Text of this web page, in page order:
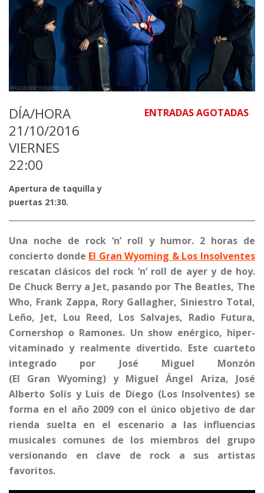
DÍA/HORA
21/10/2016
VIERNES
22:00
Apertura de taquilla y
puertas 21:30.
ENTRADAS AGOTADAS
Una noche de rock ‘n’ roll y humor. 2 horas de
concierto donde El Gran Wyoming & Los Insolventes
rescatan clásicos del rock ‘n’ roll de ayer y de hoy.
De Chuck Berry a Jet, pasando por The Beatles, The
Who, Frank Zappa, Rory Gallagher, Siniestro Total,
Leño, Jet, Lou Reed, Los Salvajes, Radio Futura,
Cornershop o Ramones. Un show enérgico, hiper-
vitaminado y realmente divertido. Este cuarteto
integrado por José Miguel Monzón
(El Gran Wyoming) y Miguel Ángel Ariza, José
Alberto Solís y Luis de Diego (Los Insolventes) se
forma en el año 2009 con el único objetivo de dar
rienda suelta en el escenario a las influencias
musicales comunes de los miembros del grupo
versionando en clave de rock a sus artistas
favoritos.